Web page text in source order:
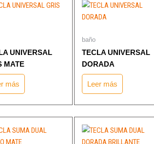
UNIVERSAL
MATE
más
baño
TECLA UNIVERSAL
DORADA
Leer más